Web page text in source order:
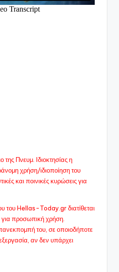
της Πνευμ. Ιδιοκτησίας η
χρήση/ιδιοποίηση του
και ποινικές κυρώσεις για
του Hellas-Today.gr διατίθεται
προσωπική χρήση.
του, σε οποιοδήποτε
αν δεν υπάρχει